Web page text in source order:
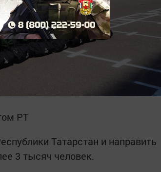
РТ
Татарстан и направить
3 тысяч человек.